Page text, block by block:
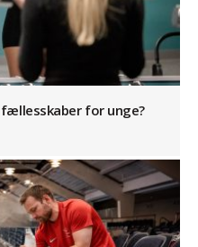
for unge?